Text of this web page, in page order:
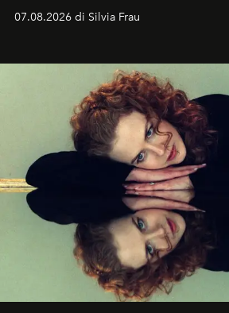
cognizione del tempo. Ma con
07.08.2026 di Silvia Frau